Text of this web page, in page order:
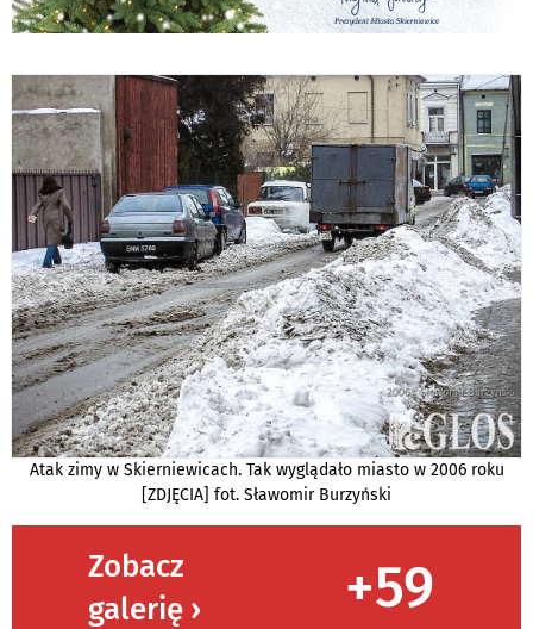
Atak zimy w Skierniewicach. Tak wyglądało miasto w 2006 roku
[ZDJĘCIA] fot. Sławomir Burzyński
Zobacz
galerię ›
+59